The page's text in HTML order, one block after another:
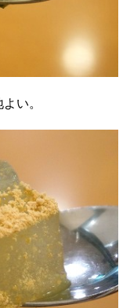
い。